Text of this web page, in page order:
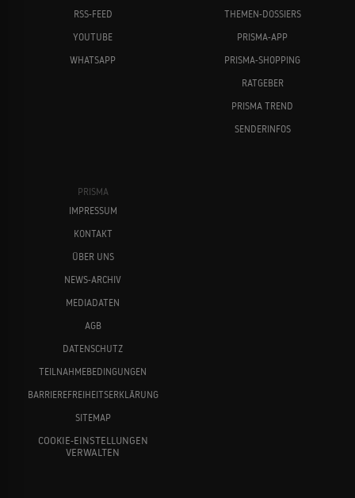
RSS-FEED
YOUTUBE
WHATSAPP
THEMEN-DOSSIERS
PRISMA-APP
PRISMA-SHOPPING
RATGEBER
PRISMA TREND
SENDERINFOS
PRISMA
IMPRESSUM
KONTAKT
ÜBER UNS
NEWS-ARCHIV
MEDIADATEN
AGB
DATENSCHUTZ
TEILNAHMEBEDINGUNGEN
BARRIEREFREIHEITSERKLÄRUNG
SITEMAP
COOKIE-EINSTELLUNGEN
VERWALTEN